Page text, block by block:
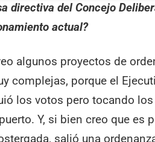
directiva del Concejo
actual?
algunos proyectos de
complejas, porque el
los votos pero tocando
Y, si bien creo que es
salió una